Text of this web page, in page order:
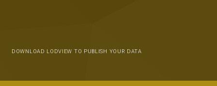
DOWNLOAD LODVIEW TO PUBLISH YOUR DATA